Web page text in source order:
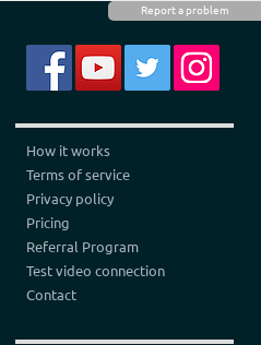
Report a problem
How it works
Terms of service
Privacy policy
Pricing
Referral Program
Test video connection
Contact